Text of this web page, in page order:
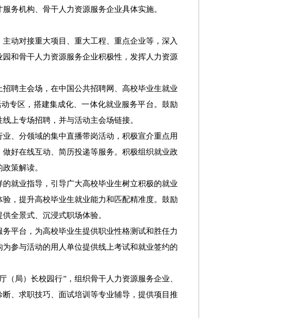
务机构、骨干人力资源服务企业具体实施。
动对接重大项目、重大工程、重点企业等，深入
和骨干人力资源服务企业积极性，发挥人力资源
聘主会场，在中国公共招聘网、高校毕业生就业
专区，搭建集成化、一体化就业服务平台。鼓励
上专场招聘，并与活动主会场链接。
、分领域的集中直播带岗活动，积极宣介重点用
好在线互动、简历投递等服务。积极组织就业政
策解读。
就业指导，引导广大高校毕业生树立积极的就业
，提升高校毕业生就业能力和匹配精准度。鼓励
全景式、沉浸式职场体验。
平台，为高校毕业生提供职业性格测试和胜任力
参与活动的用人单位提供线上考试和就业签约的
（局）长校园行”，组织骨干人力资源服务企业、
、求职技巧、面试培训等专业辅导，提供项目推